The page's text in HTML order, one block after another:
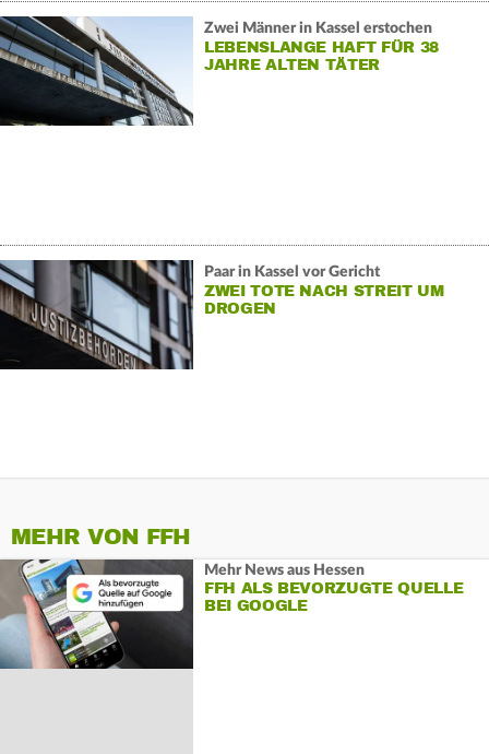
Zwei Männer in Kassel erstochen
LEBENSLANGE HAFT FÜR 38
JAHRE ALTEN TÄTER
Paar in Kassel vor Gericht
ZWEI TOTE NACH STREIT UM
DROGEN
MEHR VON FFH
Mehr News aus Hessen
FFH ALS BEVORZUGTE QUELLE
BEI GOOGLE